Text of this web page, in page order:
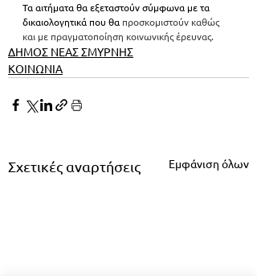
Τα αιτήματα θα εξεταστούν σύμφωνα με τα
δικαιολογητικά που θα προσκομιστούν καθώς
και με πραγματοποίηση κοινωνικής έρευνας.
ΔΗΜΟΣ ΝΕΑΣ ΣΜΥΡΝΗΣ
ΚΟΙΝΩΝΙΑ
Σχετικές αναρτήσεις Εμφάνιση όλων